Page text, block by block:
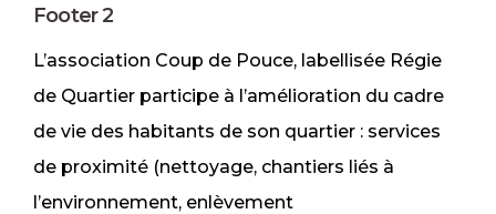
Footer 2
L’association Coup de Pouce, labellisée Régie
de Quartier participe à l’amélioration du cadre
de vie des habitants de son quartier : services
de proximité (nettoyage, chantiers liés à
l’environnement, enlèvement